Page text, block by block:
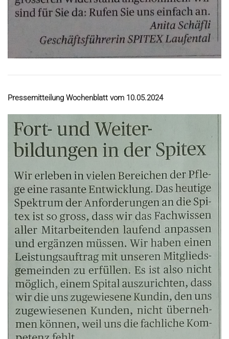
Pressemitteilung Wochenblatt vom 10.05.2024